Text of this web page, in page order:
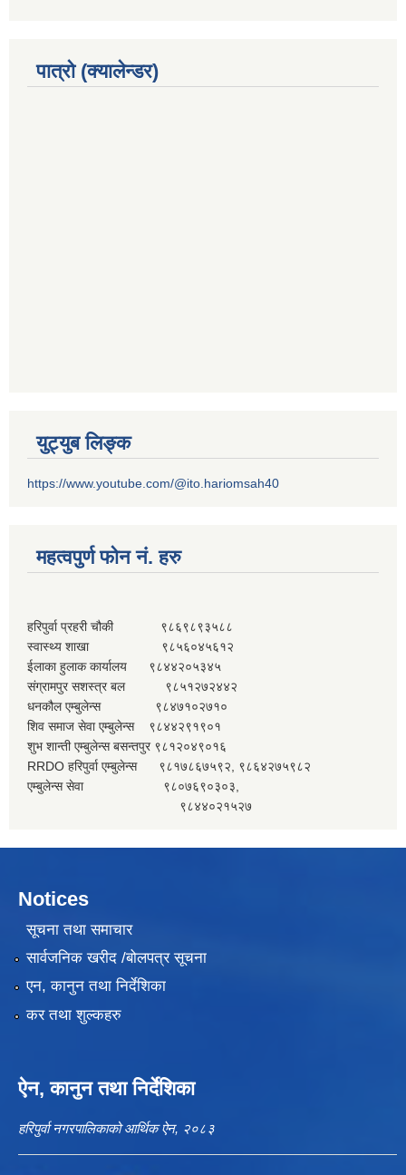
पात्रो (क्यालेन्डर)
युट्युब लिङ्क
https://www.youtube.com/@ito.hariomsah40
महत्वपुर्ण फोन नं. हरु
हरिपुर्वा प्रहरी चौकी ९८६९८९३५८८
स्वास्थ्य शाखा ९८५६०४५६१२
ईलाका हुलाक कार्यालय ९८४४२०५३४५
संग्रामपुर सशस्त्र बल ९८५१२७२४४२
धनकौल एम्बुलेन्स ९८४७१०२७१०
शिव समाज सेवा एम्बुलेन्स ९८४४२९१९०१
शुभ शान्ती एम्बुलेन्स बसन्तपुर ९८१२०४९०१६
RRDO हरिपुर्वा एम्बुलेन्स ९८१७८६७५९२, ९८६४२७५९८२
एम्बुलेन्स सेवा ९८०७६९०३०३,
९८४४०२१५२७
Notices
सूचना तथा समाचार
सार्वजनिक खरीद /बोलपत्र सूचना
एन, कानुन तथा निर्देशिका
कर तथा शुल्कहरु
ऐन, कानुन तथा निर्देशिका
हरिपुर्वा नगरपालिकाको आर्थिक ऐन, २०८३